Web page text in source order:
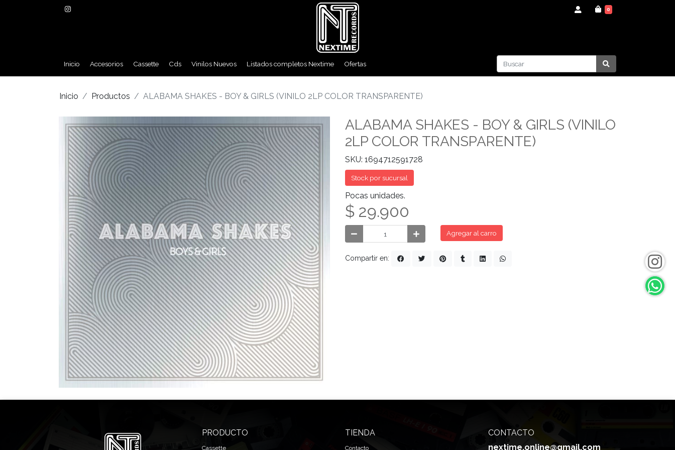
0
Inicio Accesorios Cassette Cds Vinilos Nuevos Listados completos Nextime Ofertas
Inicio Productos ALABAMA SHAKES - BOY & GIRLS (VINILO 2LP COLOR TRANSPARENTE)
ALABAMA SHAKES - BOY & GIRLS (VINILO
2LP COLOR TRANSPARENTE)
SKU: 1694712591728
Stock por sucursal
Pocas unidades.
$ 29.900
Agregar al carro
Compartir en:
PRODUCTO
Cassette
TIENDA
Contacto
CONTACTO
nextime.online@gmail.com